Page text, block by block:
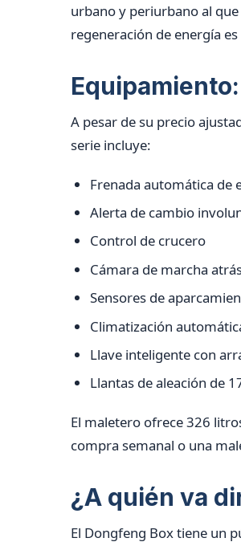
urbano y periurbano al
regeneración de energía
A pesar de su precio
serie incluye:
Frenada automática de
Alerta de cambio
Control de crucero
Cámara de marcha
Sensores de
Climatización
Llave inteligente con
Llantas de aleación de
El maletero ofrece 326
compra semanal o una
¿A quién va
El Dongfeng Box tiene un